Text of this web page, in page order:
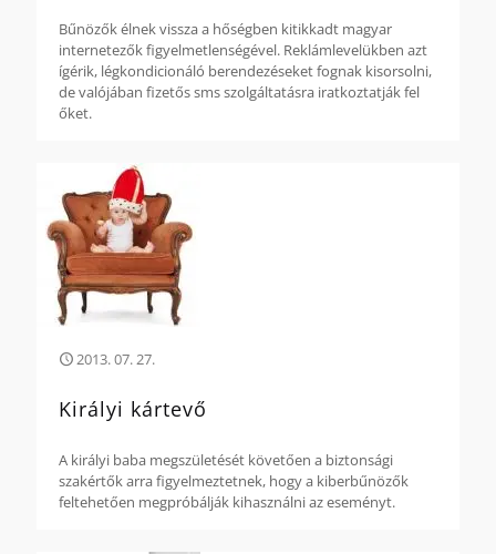
Bűnözők élnek vissza a hőségben kitikkadt magyar
internetezők figyelmetlenségével. Reklámlevelükben azt
ígérik, légkondicionáló berendezéseket fognak kisorsolni,
de valójában fizetős sms szolgáltatásra iratkoztatják fel
őket.
2013. 07. 27.
Királyi kártevő
A királyi baba megszületését követően a biztonsági
szakértők arra figyelmeztetnek, hogy a kiberbűnözők
feltehetően megpróbálják kihasználni az eseményt.